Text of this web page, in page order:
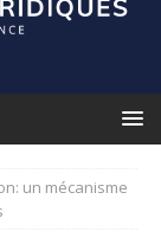
un mécanisme